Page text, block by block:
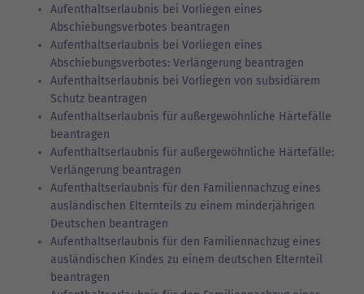
Aufenthaltserlaubnis bei Vorliegen eines
Abschiebungsverbotes beantragen
Aufenthaltserlaubnis bei Vorliegen eines
Abschiebungsverbotes: Verlängerung beantragen
Aufenthaltserlaubnis bei Vorliegen von subsidiärem
Schutz beantragen
Aufenthaltserlaubnis für außergewöhnliche Härtefälle
beantragen
Aufenthaltserlaubnis für außergewöhnliche Härtefälle:
Verlängerung beantragen
Aufenthaltserlaubnis für den Familiennachzug eines
ausländischen Elternteils zu einem minderjährigen
Deutschen beantragen
Aufenthaltserlaubnis für den Familiennachzug eines
ausländischen Kindes zu einem deutschen Elternteil
beantragen